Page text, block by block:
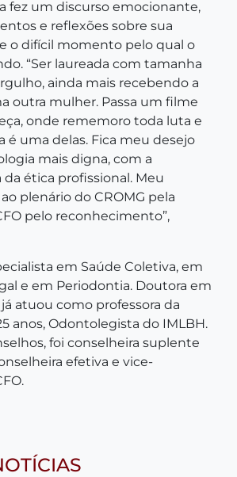
fez um discurso emocionante,
e reflexões sobre sua
o difícil momento pelo qual o
“Ser laureada com tamanha
ainda mais recebendo a
outra mulher. Passa um filme
onde rememoro toda luta e
é uma delas. Fica meu desejo
mais digna, com a
ética profissional. Meu
plenário do CROMG pela
pelo reconhecimento”,
em Saúde Coletiva, em
e em Periodontia. Doutora em
atuou como professora da
anos, Odontolegista do IMLBH.
foi conselheira suplente
efetiva e vice-